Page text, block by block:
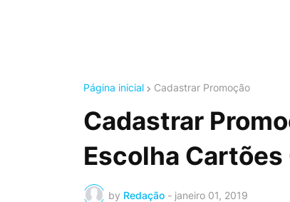
Página inicial Cadastrar Promoção
Cadastrar
Escolha
by Redação - janeiro 01, 2019